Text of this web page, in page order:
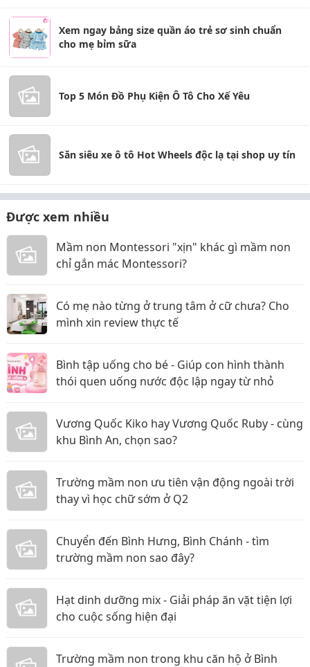
Xem ngay bảng size quần áo trẻ sơ sinh chuẩn
cho mẹ bỉm sữa
Top 5 Món Đồ Phụ Kiện Ô Tô Cho Xế Yêu
Săn siêu xe ô tô Hot Wheels độc lạ tại shop uy tín
Được xem nhiều
Mầm non Montessori "xịn" khác gì mầm non
chỉ gắn mác Montessori?
Có mẹ nào từng ở trung tâm ở cữ chưa? Cho
mình xin review thực tế
Bình tập uống cho bé - Giúp con hình thành
thói quen uống nước độc lập ngay từ nhỏ
Vương Quốc Kiko hay Vương Quốc Ruby - cùng
khu Bình An, chọn sao?
Trường mầm non ưu tiên vận động ngoài trời
thay vì học chữ sớm ở Q2
Chuyển đến Bình Hưng, Bình Chánh - tìm
trường mầm non sao đây?
Hạt dinh dưỡng mix - Giải pháp ăn vặt tiện lợi
cho cuộc sống hiện đại
Trường mầm non trong khu căn hộ ở Bình